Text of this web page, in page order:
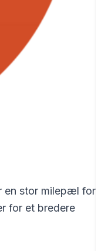
en stor milepæl for
for et bredere